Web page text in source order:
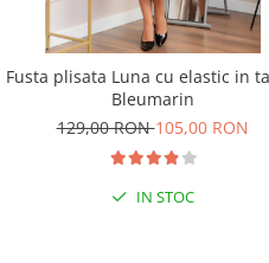
Fusta plisata Luna cu elastic in
Bleumarin
129,00 RON105,00 RON
IN STOC